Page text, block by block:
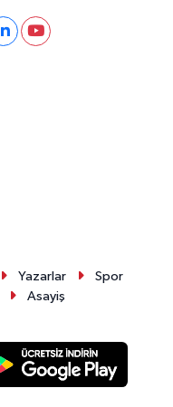
Yazarlar
Spor
Asayiş